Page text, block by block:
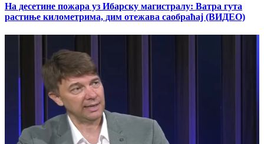
На десетине пожара уз Ибарску магистралу: Ватра гута
растиње километрима, дим отежава саобраћај (ВИДЕО)